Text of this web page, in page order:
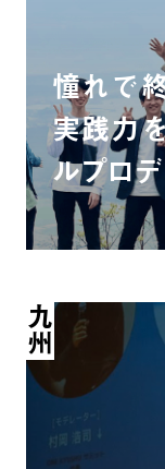
憧れで
実践力
ルプロ
九州